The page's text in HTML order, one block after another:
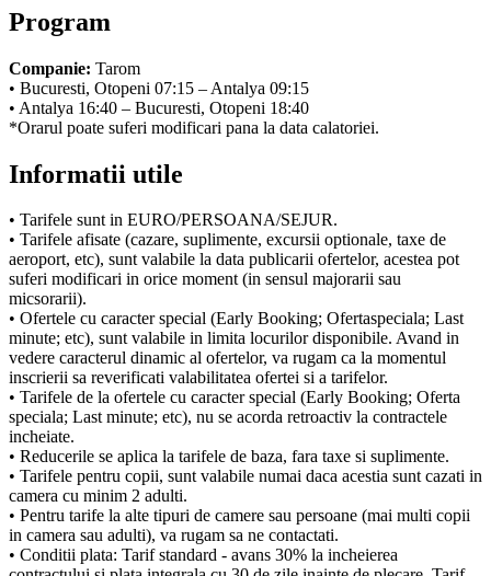
Program
Companie: Tarom
• Bucuresti, Otopeni 07:15 – Antalya 09:15
• Antalya 16:40 – Bucuresti, Otopeni 18:40
*Orarul poate suferi modificari pana la data calatoriei.
Informatii utile
• Tarifele sunt in EURO/PERSOANA/SEJUR.
• Tarifele afisate (cazare, suplimente, excursii optionale, taxe de
aeroport, etc), sunt valabile la data publicarii ofertelor, acestea pot
suferi modificari in orice moment (in sensul majorarii sau
micsorarii).
• Ofertele cu caracter special (Early Booking; Ofertaspeciala; Last
minute; etc), sunt valabile in limita locurilor disponibile. Avand in
vedere caracterul dinamic al ofertelor, va rugam ca la momentul
inscrierii sa reverificati valabilitatea ofertei si a tarifelor.
• Tarifele de la ofertele cu caracter special (Early Booking; Oferta
speciala; Last minute; etc), nu se acorda retroactiv la contractele
incheiate.
• Reducerile se aplica la tarifele de baza, fara taxe si suplimente.
• Tarifele pentru copii, sunt valabile numai daca acestia sunt cazati in
camera cu minim 2 adulti.
• Pentru tarife la alte tipuri de camere sau persoane (mai multi copii
in camera sau adulti), va rugam sa ne contactati.
• Conditii plata: Tarif standard - avans 30% la incheierea